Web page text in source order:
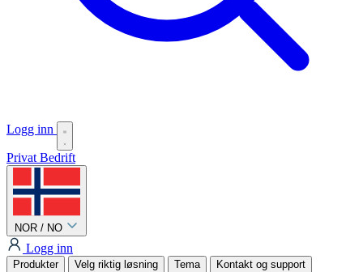
Logg inn
Privat Bedrift
NOR / NO
Logg inn
Produkter Velg riktig løsning Tema Kontakt og support